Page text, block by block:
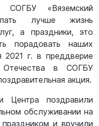
СОГБУ «Вяземский
лучше жизнь
а праздники, это
порадовать наших
2021 г. в преддверие
Отечества в СОГБУ
акция.
Центра поздравили
обслуживании на
и вручили